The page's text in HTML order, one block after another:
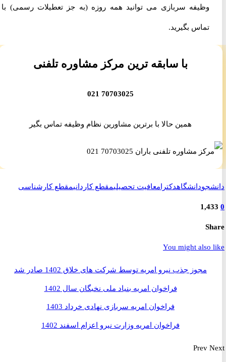
وظیفه سربازی می توانید همه روزه (به جز تعطیلات رسمی) با ما
تماس بگیرید.
با سابقه ترین مرکز مشاوره تلفنی
70703025 021
همین حالا با برترین مشاورین نظام وظیفه تماس بگیر
دانشگاهدکترامعافیت تحصیلیمقطع کاردانیمقطع کارشناسی
You might
مجوز جذب نیرو امریه توسط شرکت های خلاق 1402 صادر شد
فراخوان امریه بنیاد ملی نخبگان سال 1402
فراخوان امریه سربازی نهادی خرداد 1403
فراخوان امریه وزارت نیرو اعزام اسفند 1402
Prev